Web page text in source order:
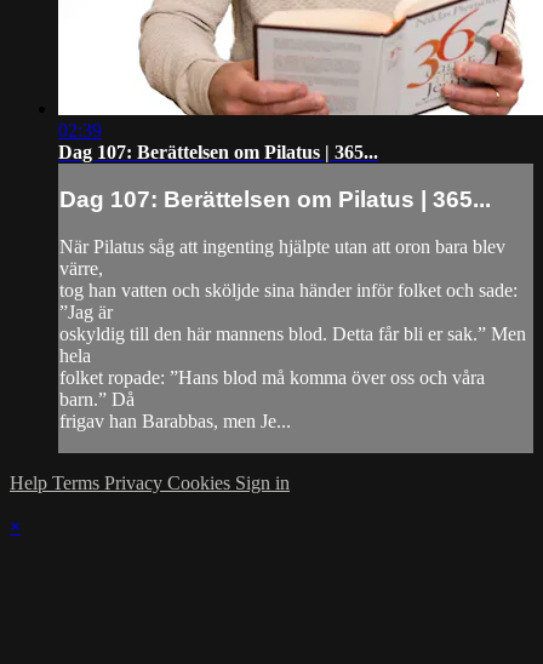
02:39
Dag 107: Berättelsen om Pilatus | 365...
Dag 107: Berättelsen om Pilatus | 365...
När Pilatus såg att ingenting hjälpte utan att oron bara blev
värre,
tog han vatten och sköljde sina händer inför folket och sade:
”Jag är
oskyldig till den här mannens blod. Detta får bli er sak.” Men
hela
folket ropade: ”Hans blod må komma över oss och våra
barn.” Då
frigav han Barabbas, men Je...
Help Terms Privacy Cookies Sign in
×